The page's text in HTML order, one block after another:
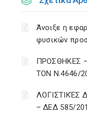
Άνοιξε η
φυσικών
ΠΡΟΣΘΗΚΕΣ
ΤΟΝ Ν.4646/
ΛΟΓΙΣΤΙΚΈΣ
– ΔΕΔ 585/